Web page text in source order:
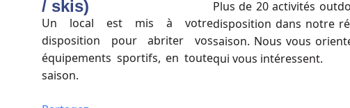
/ skis)
Un local est mis à votre
disposition pour abriter vos
équipements sportifs, en toute
saison.
Plus de 20 activités
disposition dans notre
saison. Nous vous
qui vous intéressent.